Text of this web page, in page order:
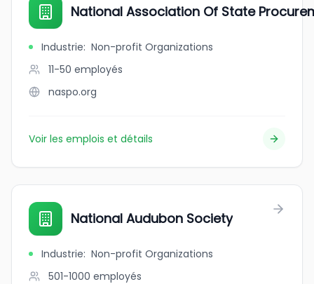
National Association Of State
Industrie: Non-profit Organizations
11-50 employés
naspo.org
Voir les emplois et détails
National Audubon Society
Industrie: Non-profit Organizations
501-1000 employés